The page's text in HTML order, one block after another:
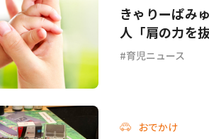
きゃりーぱみ
人「肩の力を
育児ニュース
おでかけ